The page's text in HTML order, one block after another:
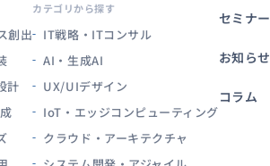
創出
計
カテゴリから探す
IT戦略・ITコンサル
AI・生成AI
UX/UIデザイン
IoT・エッジコンピューティング
クラウド・アーキテクチャ
セミナー
お知らせ
コラム